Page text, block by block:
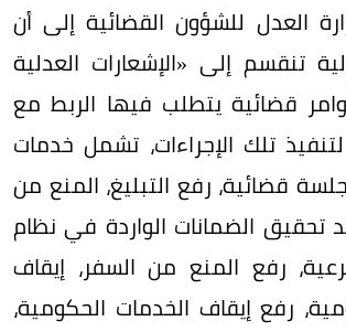
العدل للشؤون القضائية إلى أن
تنقسم إلى «الإشعارات العدلية
قضائية يتطلب فيها الربط مع
لتنفيذ تلك الإجراءات، تشمل خدمات
قضائية، رفع التبليغ، المنع من
تحقيق الضمانات الواردة في نظام
رفع المنع من السفر، إيقاف
رفع إيقاف الخدمات الحكومية،